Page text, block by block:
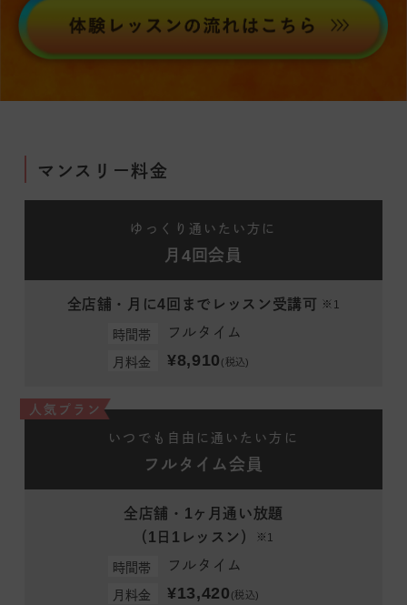
マンスリー料金
ゆっくり通いたい方に
月4回会員
全店舗・月に4回までレッスン受講可 ※1
時間帯 フルタイム
月料金 ¥8,910 (税込)
人気プラン
いつでも自由に通いたい方に
フルタイム会員
全店舗・1ヶ月通い放題
（1日1レッスン）
※1
時間帯 フルタイム
月料金 ¥13,420 (税込)